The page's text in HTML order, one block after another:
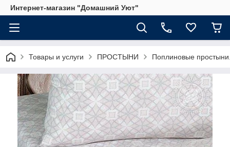
Интернет-магазин "Домашний Уют"
Товары и услуги ПРОСТЫНИ Поплиновые